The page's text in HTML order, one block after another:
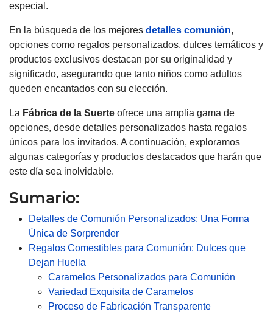
especial.
En la búsqueda de los mejores detalles comunión,
opciones como regalos personalizados, dulces temáticos y
productos exclusivos destacan por su originalidad y
significado, asegurando que tanto niños como adultos
queden encantados con su elección.
La Fábrica de la Suerte ofrece una amplia gama de
opciones, desde detalles personalizados hasta regalos
únicos para los invitados. A continuación, exploramos
algunas categorías y productos destacados que harán que
este día sea inolvidable.
Sumario:
Detalles de Comunión Personalizados: Una Forma
Única de Sorprender
Regalos Comestibles para Comunión: Dulces que
Dejan Huella
Caramelos Personalizados para Comunión
Variedad Exquisita de Caramelos
Proceso de Fabricación Transparente